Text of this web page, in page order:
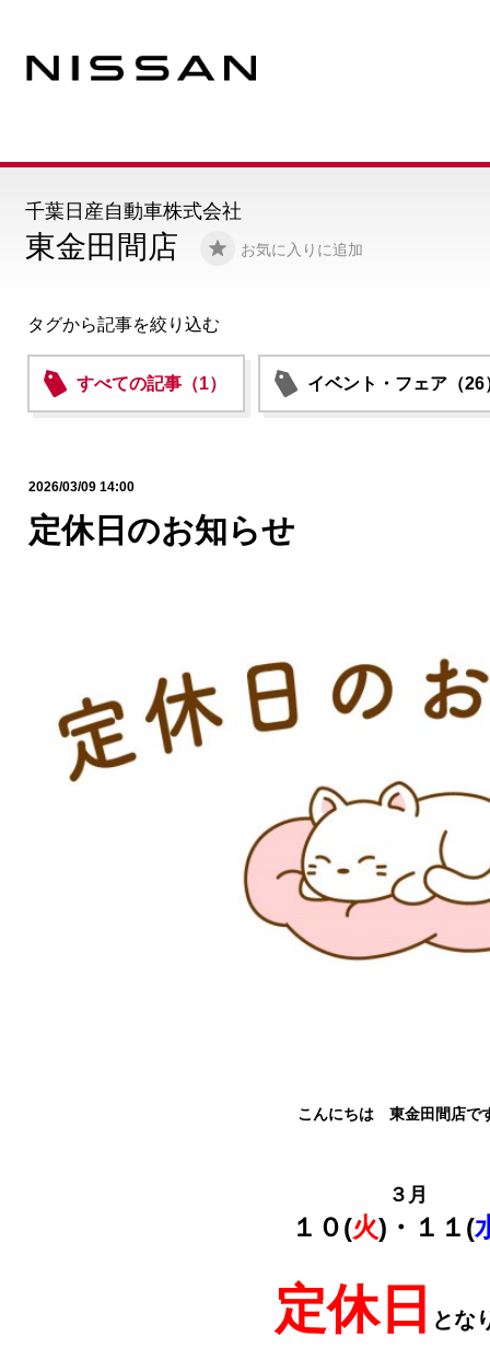
東金田間店 お気に入りに追加
千葉日産自動車株式会社
タグから記事を絞り込む
すべての記事（1） イベント・フェア（26
2026/03/09 14:00
定休日のお知らせ
こんにちは 東金田間店で
３月
１０(火)・１１(
定休日 とな